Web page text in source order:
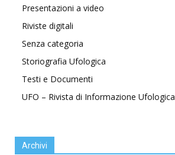
Presentazioni a video
Riviste digitali
Senza categoria
Storiografia Ufologica
Testi e Documenti
UFO – Rivista di Informazione Ufologica
Archivi